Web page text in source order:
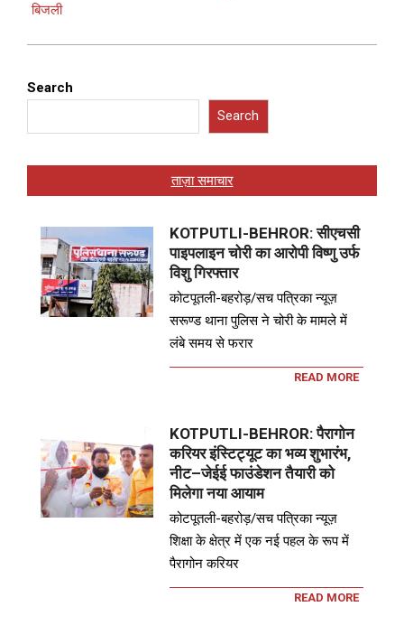
बिजली
Search
Search
ताज़ा समाचार
KOTPUTLI-BEHROR: सीएचसी
पाइपलाइन चोरी का आरोपी विष्णु उर्फ
विशु गिरफ्तार
कोटपूतली-बहरोड़/सच पत्रिका न्यूज़
सरूण्ड थाना पुलिस ने चोरी के मामले में
लंबे समय से फरार
READ MORE
KOTPUTLI-BEHROR: पैरागोन
करियर इंस्टिट्यूट का भव्य शुभारंभ,
नीट–जेईई फाउंडेशन तैयारी को
मिलेगा नया आयाम
कोटपूतली-बहरोड़/सच पत्रिका न्यूज़
शिक्षा के क्षेत्र में एक नई पहल के रूप में
पैरागोन करियर
READ MORE